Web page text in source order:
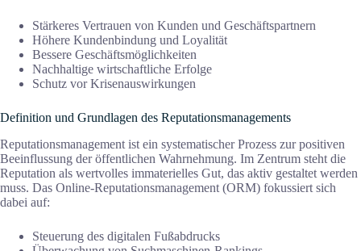
Stärkeres Vertrauen von Kunden und Geschäftspartnern
Höhere Kundenbindung und Loyalität
Bessere Geschäftsmöglichkeiten
Nachhaltige wirtschaftliche Erfolge
Schutz vor Krisenauswirkungen
Definition und Grundlagen des Reputationsmanagements
Reputationsmanagement ist ein systematischer Prozess zur positiven
Beeinflussung der öffentlichen Wahrnehmung. Im Zentrum steht die
Reputation als wertvolles immaterielles Gut, das aktiv gestaltet werden
muss. Das Online-Reputationsmanagement (ORM) fokussiert sich
dabei auf:
Steuerung des digitalen Fußabdrucks